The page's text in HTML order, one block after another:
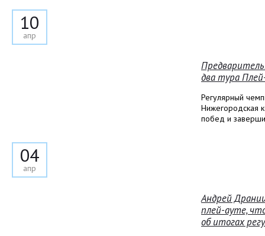
10
апр
04
апр
два тура
Регулярный
Нижегородская
побед и
Андрей
плей-ауте,
об итогах